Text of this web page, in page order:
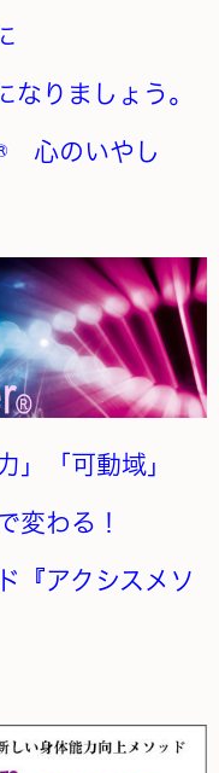
なりましょう。
® 心のいやし
」「可動域」
変わる！
『アクシスメソ